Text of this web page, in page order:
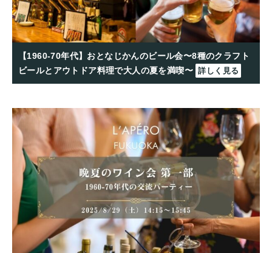
【1960-70年代】おとなじかんのビール会〜8種のクラフト
ビールとアウトドア料理で大人の夏を満喫〜 詳しく見る